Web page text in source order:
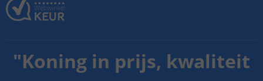
"Koning in prijs, kwaliteit